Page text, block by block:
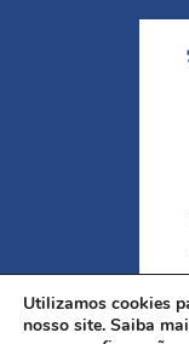
Utilizamos cookies
nosso site. Saiba